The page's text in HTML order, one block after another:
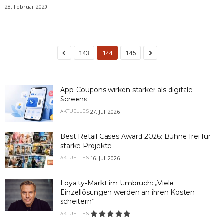
28. Februar 2020
143 144 145
App-Coupons wirken stärker als digitale
Screens
AKTUELLES 27. Juli 2026
Best Retail Cases Award 2026: Bühne frei für
starke Projekte
AKTUELLES 16. Juli 2026
Loyalty-Markt im Umbruch: „Viele
Einzellösungen werden an ihren Kosten
scheitern“
AKTUELLES